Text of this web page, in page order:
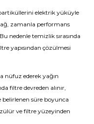
elektrik yüküyle
zamanla performans
nedenle temizlik sırasında
yapısından çözülmesi
nüfuz ederek yağın
filtre devreden alınır,
süre boyunca
ve filtre yüzeyinden